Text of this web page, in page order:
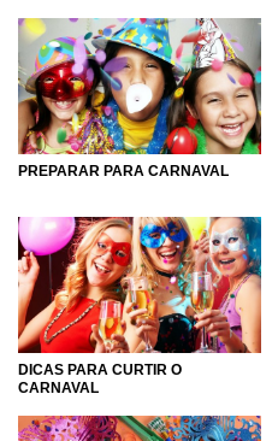
PREPARAR PARA CARNAVAL
DICAS PARA CURTIR O
CARNAVAL